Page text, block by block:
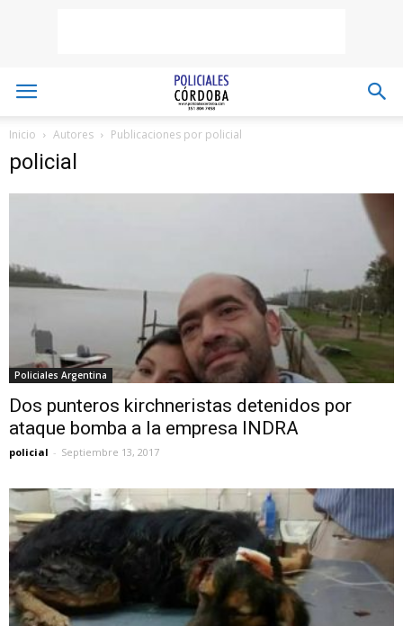
Inicio Autores Publicaciones por policial
policial
Policiales Argentina
Dos punteros kirchneristas detenidos por
ataque bomba a la empresa INDRA
policial - Septiembre 13, 2017